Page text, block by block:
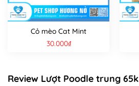
Cỏ mèo Cat Mint
30.000₫
Review Lượt Poodle trung 65k